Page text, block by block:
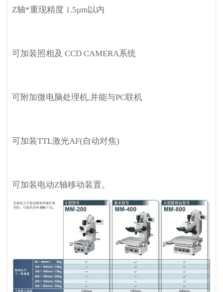
Z轴*重现精度 1.5μm以内
可加装照相及 CCD CAMERA系统
可附加微电脑处理机,并能与PC联机
可加装TTL激光AF(自动对焦)
可加装电动Z轴移动装置。